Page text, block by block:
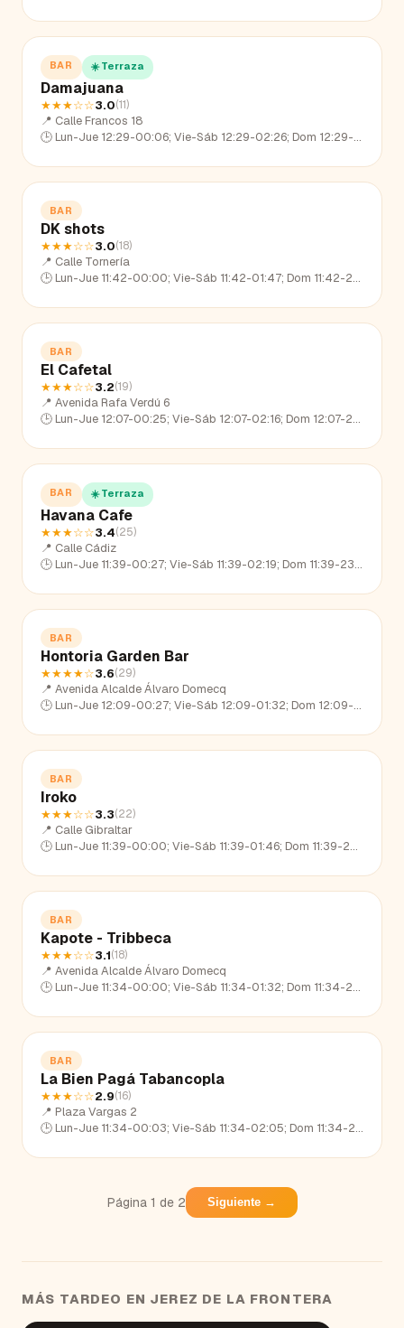
BAR ☀️ Terraza
Damajuana
★★★☆☆3.0(11)
📍 Calle Francos 18
🕒 Lun-Jue 12:29-00:06; Vie-Sáb 12:29-02:26; Dom 12:29-22:57
BAR
DK shots
★★★☆☆3.0(18)
📍 Calle Tornería
🕒 Lun-Jue 11:42-00:00; Vie-Sáb 11:42-01:47; Dom 11:42-22:50
BAR
El Cafetal
★★★☆☆3.2(19)
📍 Avenida Rafa Verdú 6
🕒 Lun-Jue 12:07-00:25; Vie-Sáb 12:07-02:16; Dom 12:07-23:05
BAR ☀️ Terraza
Havana Cafe
★★★☆☆3.4(25)
📍 Calle Cádiz
🕒 Lun-Jue 11:39-00:27; Vie-Sáb 11:39-02:19; Dom 11:39-23:00
BAR
Hontoria Garden Bar
★★★★☆3.6(29)
📍 Avenida Alcalde Álvaro Domecq
🕒 Lun-Jue 12:09-00:27; Vie-Sáb 12:09-01:32; Dom 12:09-23:03
BAR
Iroko
★★★☆☆3.3(22)
📍 Calle Gibraltar
🕒 Lun-Jue 11:39-00:00; Vie-Sáb 11:39-01:46; Dom 11:39-22:32
BAR
Kapote - Tribbeca
★★★☆☆3.1(18)
📍 Avenida Alcalde Álvaro Domecq
🕒 Lun-Jue 11:34-00:00; Vie-Sáb 11:34-01:32; Dom 11:34-22:31
BAR
La Bien Pagá Tabancopla
★★★☆☆2.9(16)
📍 Plaza Vargas 2
🕒 Lun-Jue 11:34-00:03; Vie-Sáb 11:34-02:05; Dom 11:34-22:39
Página 1 de 2 Siguiente →
MÁS TARDEO EN JEREZ DE LA FRONTERA